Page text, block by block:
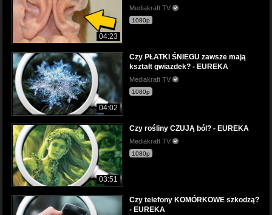
04:23
Mediakraft TV
1080p
04:02
Czy PŁATKI ŚNIEGU zawsze mają
kształt gwiazdek? - EUREKA
Mediakraft TV
1080p
03:51
Czy rośliny CZUJĄ ból? - EUREKA
Mediakraft TV
1080p
Czy telefony KOMÓRKOWE szkodzą?
- EUREKA